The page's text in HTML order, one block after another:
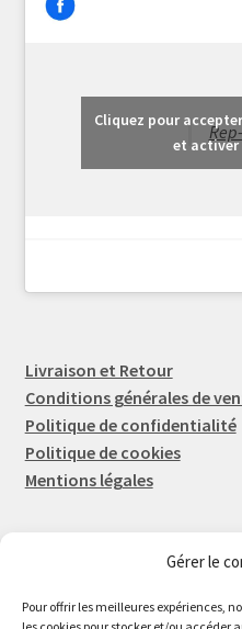
Gérer le
Pour offrir les meilleures expériences,
Cliquez pour
et activer
Livraison et Retour
Conditions générales de
Politique de confidentialité
Politique de cookies
Mentions légales
Eric FORTIER EI